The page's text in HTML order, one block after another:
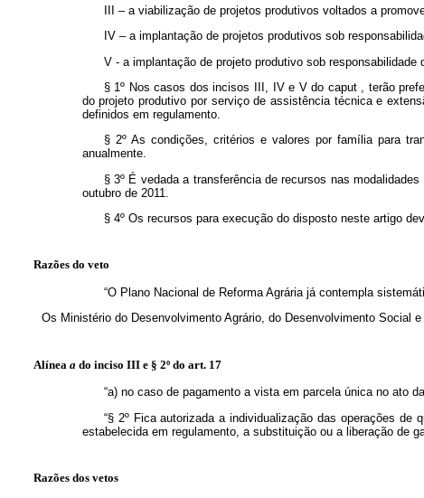
III – a viabilização de projetos produtivos voltados a
IV – a implantação de projetos produtivos sob
V - a implantação de projeto produtivo sob responsabilidade
§ 1º Nos casos dos incisos III, IV e V do caput
, terão
do projeto produtivo por serviço de assistência técnica e
definidos em regulamento.
§ 2º As condições, critérios e valores por família para
anualmente.
§ 3º É vedada a transferência de recursos nas
outubro de 2011.
§ 4º Os recursos para execução do disposto neste artigo
Razões do veto
“O Plano Nacional de Reforma Agrária já contempla
Os Ministério do Desenvolvimento Agrário, do Desenvolvimento Social
Alíneaado inciso III e § 2º do art. 17
“a) no caso de pagamento a vista em parcela única no ato
“§ 2º Fica autorizada a individualização das operações
estabelecida em regulamento, a substituição ou a liberação de
Razões dos vetos